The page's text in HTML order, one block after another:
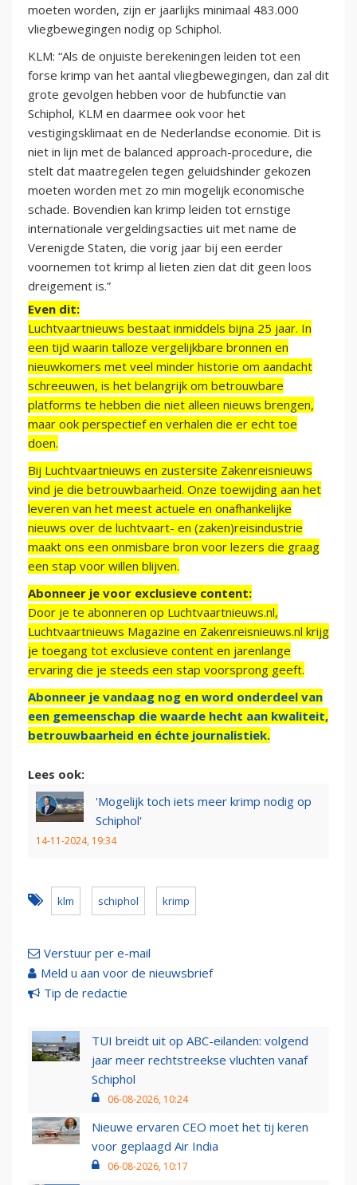
moeten worden, zijn er jaarlijks minimaal 483.000
vliegbewegingen nodig op Schiphol.
KLM: “Als de onjuiste berekeningen leiden tot een
forse krimp van het aantal vliegbewegingen, dan zal dit
grote gevolgen hebben voor de hubfunctie van
Schiphol, KLM en daarmee ook voor het
vestigingsklimaat en de Nederlandse economie. Dit is
niet in lijn met de balanced approach-procedure, die
stelt dat maatregelen tegen geluidshinder gekozen
moeten worden met zo min mogelijk economische
schade. Bovendien kan krimp leiden tot ernstige
internationale vergeldingsacties uit met name de
Verenigde Staten, die vorig jaar bij een eerder
voornemen tot krimp al lieten zien dat dit geen loos
dreigement is.”
Even dit:
Luchtvaartnieuws bestaat inmiddels bijna 25 jaar. In
een tijd waarin talloze vergelijkbare bronnen en
nieuwkomers met veel minder historie om aandacht
schreeuwen, is het belangrijk om betrouwbare
platforms te hebben die niet alleen nieuws brengen,
maar ook perspectief en verhalen die er echt toe
doen.
Bij Luchtvaartnieuws en zustersite Zakenreisnieuws
vind je die betrouwbaarheid. Onze toewijding aan het
leveren van het meest actuele en onafhankelijke
nieuws over de luchtvaart- en (zaken)reisindustrie
maakt ons een onmisbare bron voor lezers die graag
een stap voor willen blijven.
Abonneer je voor exclusieve content:
Door je te abonneren op Luchtvaartnieuws.nl,
Luchtvaartnieuws Magazine en Zakenreisnieuws.nl krijg
je toegang tot exclusieve content en jarenlange
ervaring die je steeds een stap voorsprong geeft.
Abonneer je vandaag nog en word onderdeel van
een gemeenschap die waarde hecht aan kwaliteit,
betrouwbaarheid en échte journalistiek.
Lees ook:
'Mogelijk toch iets meer krimp nodig op
Schiphol'
14-11-2024, 19:34
klm schiphol krimp
Verstuur per e-mail
Meld u aan voor de nieuwsbrief
Tip de redactie
TUI breidt uit op ABC-eilanden: volgend
jaar meer rechtstreekse vluchten vanaf
Schiphol
06-08-2026, 10:24
Nieuwe ervaren CEO moet het tij keren
voor geplaagd Air India
06-08-2026, 10:17